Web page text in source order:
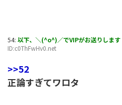
54: 以下、＼(^o^)／でVIPがお送りします
ID:c0ThFwHv0.net
>>52
正論すぎてワロタ